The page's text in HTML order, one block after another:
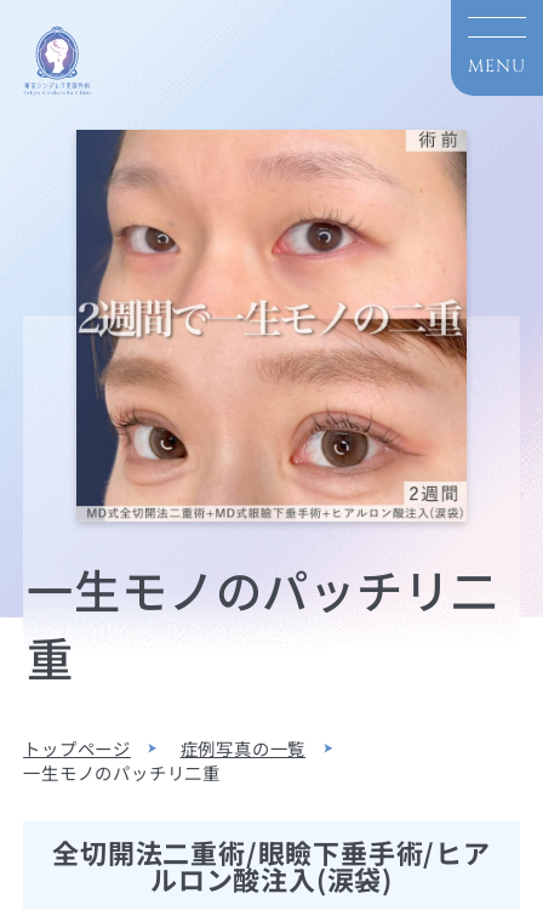
一生モノのパッチリ二
重
トップページ
症例写真の一覧
一生モノのパッチリ二重
全切開法二重術/眼瞼下垂手術/ヒア
ルロン酸注入(涙袋)